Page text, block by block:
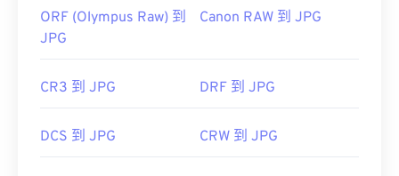
ORF (Olympus Raw) 到
JPG
Canon RAW 到 JPG
CR3 到 JPG DRF 到 JPG
DCS 到 JPG CRW 到 JPG